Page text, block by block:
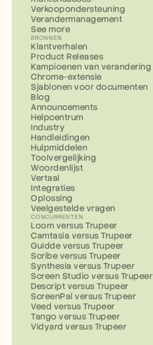
Verkoopondersteuning
Verandermanagement
See more
BRONNEN
Klantverhalen
Product Releases
Kampioenen van verandering
Chrome-extensie
Sjablonen voor documenten
Blog
Announcements
Helpcentrum
Industry
Handleidingen
Hulpmiddelen
Toolvergelijking
Woordenlijst
Vertaal
Integraties
Oplossing
Veelgestelde vragen
CONCURRENTEN
Loom versus Trupeer
Camtasia versus Trupeer
Guidde versus Trupeer
Scribe versus Trupeer
Synthesia versus Trupeer
Screen Studio versus Trupeer
Descript versus Trupeer
ScreenPal versus Trupeer
Veed versus Trupeer
Tango versus Trupeer
Vidyard versus Trupeer